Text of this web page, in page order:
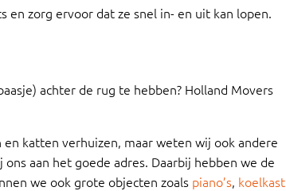
en zorg ervoor dat ze snel in- en uit kan lopen.
achter de rug te hebben? Holland Movers
katten verhuizen, maar weten wij ook andere
ons aan het goede adres. Daarbij hebben we de
we ook grote objecten zoals piano’s, koelkast